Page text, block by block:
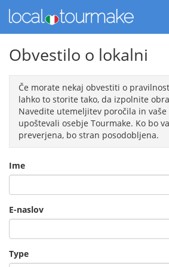
Obvestilo o lokalni
Če morate nekaj obvestiti o
lahko to storite tako, da izpolnite
Navedite utemeljitev poročila in
upoštevali osebje Tourmake. Ko bo
preverjena, bo stran posodobljena.
Ime
E-naslov
Type